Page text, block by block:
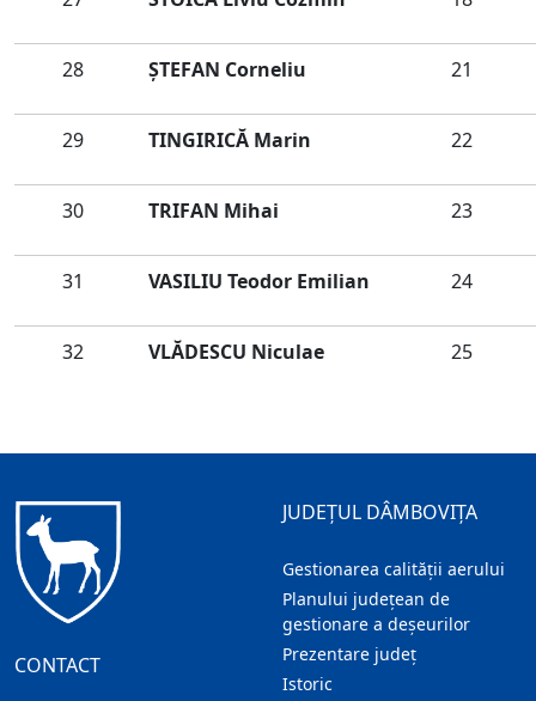
28 ŞTEFAN Corneliu 21
29 TINGIRICĂ Marin 22
30 TRIFAN Mihai 23
31 VASILIU Teodor Emilian 24
32 VLĂDESCU Niculae 25
CONTACT
JUDEȚUL DÂMBOVIȚA
Gestionarea calității aerului
Planului județean de
gestionare a deșeurilor
Prezentare judeţ
Istoric